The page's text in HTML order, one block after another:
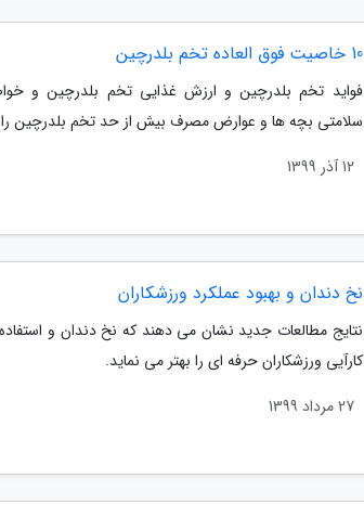
10 خاصیت فوق العاده تخم بلدرچین
فواید تخم بلدرچین و ارزش غذایی تخم بلدرچین و
سلامتی بچه ها و عوارض مصرف بیش از حد تخم بلدرچین را
12 آذر 1399
نخ دندان و بهبود عملکرد ورزشکاران
نتایج مطالعات جدید نشان می دهند که نخ دندان و استفاده
کارآیی ورزشکاران حرفه ای را بهتر می نماید.
27 مرداد 1399